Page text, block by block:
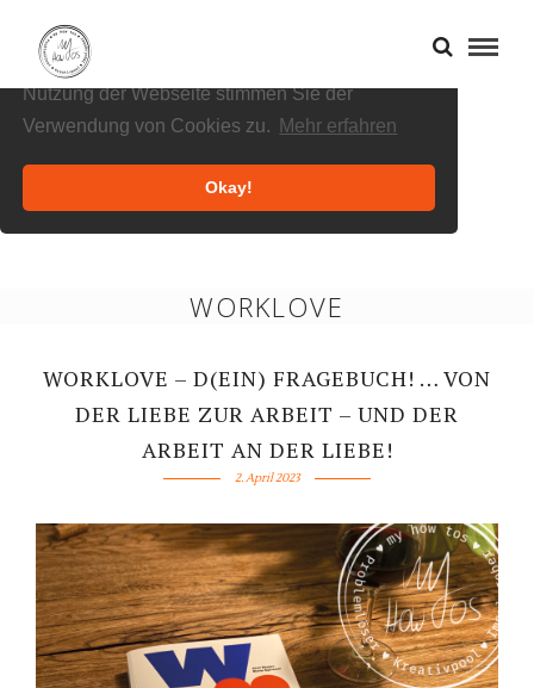
Cookies helfen uns bei der Bereitstellung
unserer Inhalte und Dienste. Durch die weitere
Nutzung der Webseite stimmen Sie der
Verwendung von Cookies zu.
Mehr erfahren
Okay!
WORKLOVE
WORKLOVE – D(EIN) FRAGEBUCH! … VON
DER LIEBE ZUR ARBEIT – UND DER
ARBEIT AN DER LIEBE!
2. April 2023